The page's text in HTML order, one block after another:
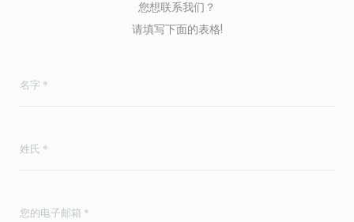
您想联系我们？
请填写下面的表格!